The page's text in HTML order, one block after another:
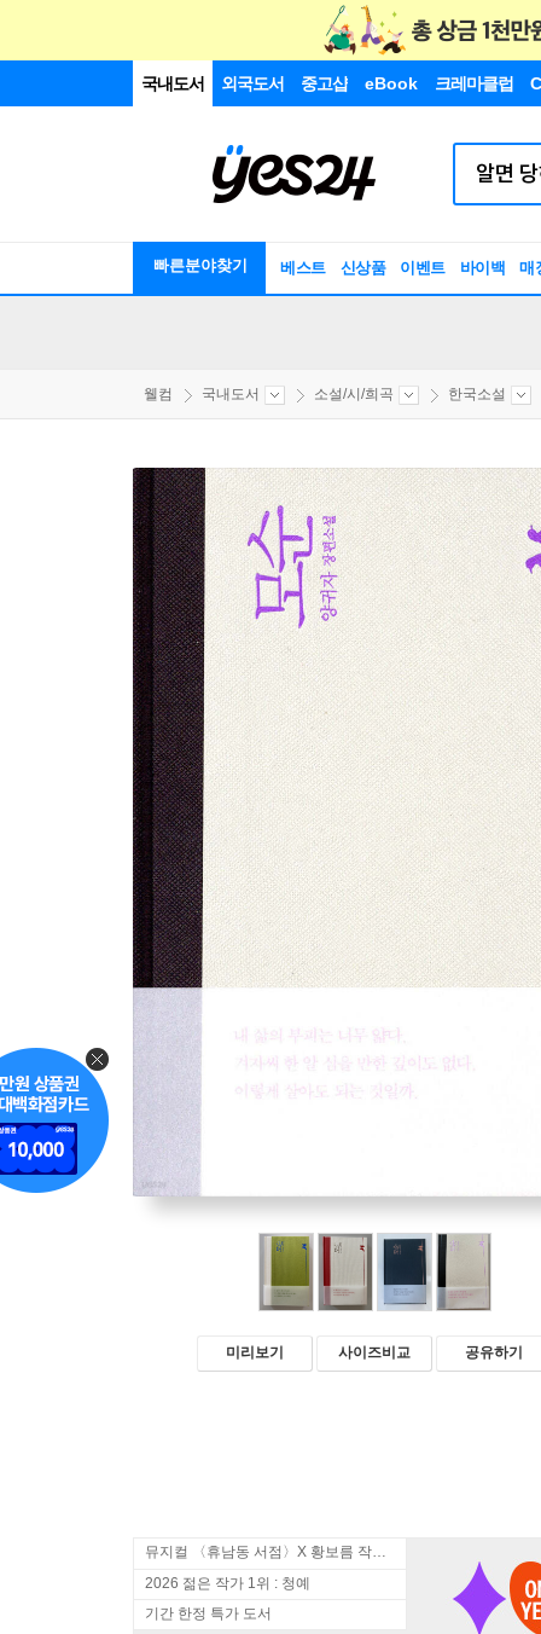
국내도서 외국도서 중고샵 eBook 크레마클럽
빠른분야찾기 베스트 신상품 이벤트 바이백 매
웰컴 국내도서 소설/시/희곡 한국소설
미리보기 사이즈비교 공유하기
뮤지컬 〈휴남동 서점〉X 황보름 작가 북토크
2026 젊은 작가 1위 : 청예
기간 한정 특가 도서